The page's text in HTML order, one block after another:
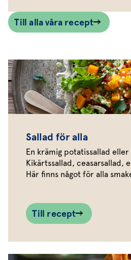
Till alla våra recept
Sallad för alla
En krämig potatissallad
Kikärtssallad, ceasarsallad,
Här finns något för alla
Till recept